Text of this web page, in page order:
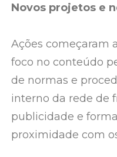
Novos projetos e
Ações começaram
foco no conteúdo
de normas e
interno da rede de
publicidade e
proximidade com